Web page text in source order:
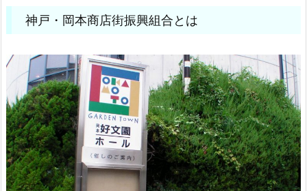
神戸・岡本商店街振興組合とは